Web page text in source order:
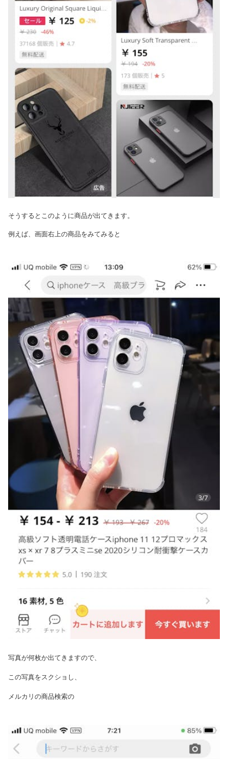
そうするとこのように商品が出てきます。
例えば、画面右上の商品をみてみると
写真が何枚か出てきますので、
この写真をスクショし、
メルカリの商品検索の